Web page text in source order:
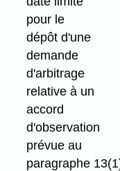
pour le
dépôt d'une
demande
d'arbitrage
relative à un
accord
d'observation
prévue au
paragraphe